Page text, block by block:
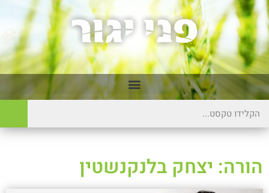
הורה: יצחק בלנקנשטין